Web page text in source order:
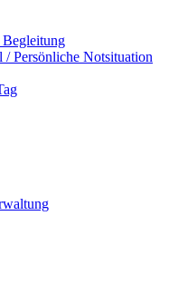
Begleitung
Persönliche Notsituation